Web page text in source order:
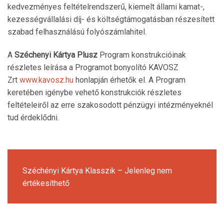
kedvezményes feltételrendszerű, kiemelt állami kamat-,
kezességvállalási díj- és költségtámogatásban részesített
szabad felhasználású folyószámlahitel.
A Széchenyi Kártya Plusz Program konstrukcióinak
részletes leírása a Programot bonyolító KAVOSZ
Zrt www.kavosz.hu honlapján érhetők el. A Program
keretében igénybe vehető konstrukciók részletes
feltételeiről az erre szakosodott pénzügyi intézményeknél
tud érdeklődni.
Széchényi Kártya Klasszik – Jelenleg nem
értékesíthető